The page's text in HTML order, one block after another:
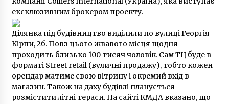
7 років ago
ЄБРР надасть Україні 85 млн євро на
закупівлю газу
6 місяців ago
Через повідомлення про замінування
Олександрівської лікарні поліція евакуювала
понад 100 осіб, в тому числі хворих
ексклюзивним брокером проекту.
Ділянка під будівництво виділили по вулиці Георгія
Кірпи, 2б. Повз цього жвавого місця щодня
проходить близько 100 тисяч чоловік. Сам ТЦ буде в
форматі Street retail (вуличні продажу), тобто кожен
орендар матиме свою вітрину і окремий вхід в
магазин. Також на даху будівлі планується
розмістити літні тераси. На сайті КМДА вказано, що